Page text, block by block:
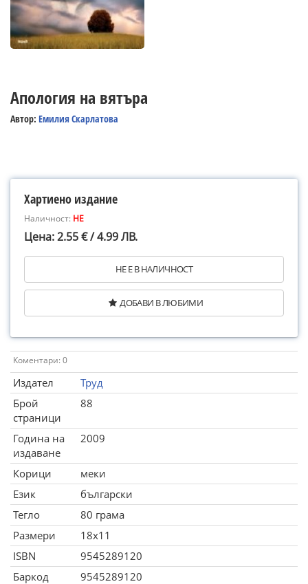
Апология на вятъра
Автор: Емилия Скарлатова
Хартиено издание
Наличност: НЕ
Цена: 2.55 € / 4.99 ЛВ.
НЕ Е В НАЛИЧНОСТ
ДОБАВИ В ЛЮБИМИ
Коментари: 0
Издател
Труд
Брой
страници
88
Година на
издаване
2009
Корици
меки
Език
български
Тегло
80 грама
Размери
18x11
ISBN
9545289120
Баркод
9545289120